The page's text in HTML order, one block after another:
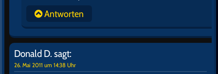
Antworten
Donald D. sagt:
26. Mai 2011 um 14:38 Uhr